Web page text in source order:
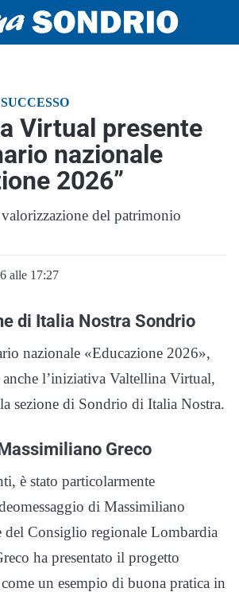
Virtual presente
nazionale
2026”
del patrimonio
alle 17:27
di Italia Nostra Sondrio
nazionale «Educazione 2026»,
l’iniziativa Valtellina Virtual,
sezione di Sondrio di Italia Nostra.
Greco
è stato particolarmente
di Massimiliano
del Consiglio regionale Lombardia
ha presentato il progetto
un esempio di buona pratica in